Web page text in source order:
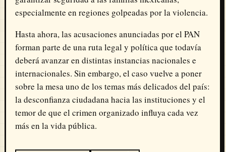
especialmente en regiones golpeadas por la violencia.
Hasta ahora, las acusaciones anunciadas por el PAN
forman parte de una ruta legal y política que todavía
deberá avanzar en distintas instancias nacionales e
internacionales. Sin embargo, el caso vuelve a poner
sobre la mesa uno de los temas más delicados del país:
la desconfianza ciudadana hacia las instituciones y el
temor de que el crimen organizado influya cada vez
más en la vida pública.